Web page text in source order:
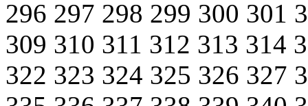
296 297 298 299 300 301
309 310 311 312 313 314
322 323 324 325 326 327